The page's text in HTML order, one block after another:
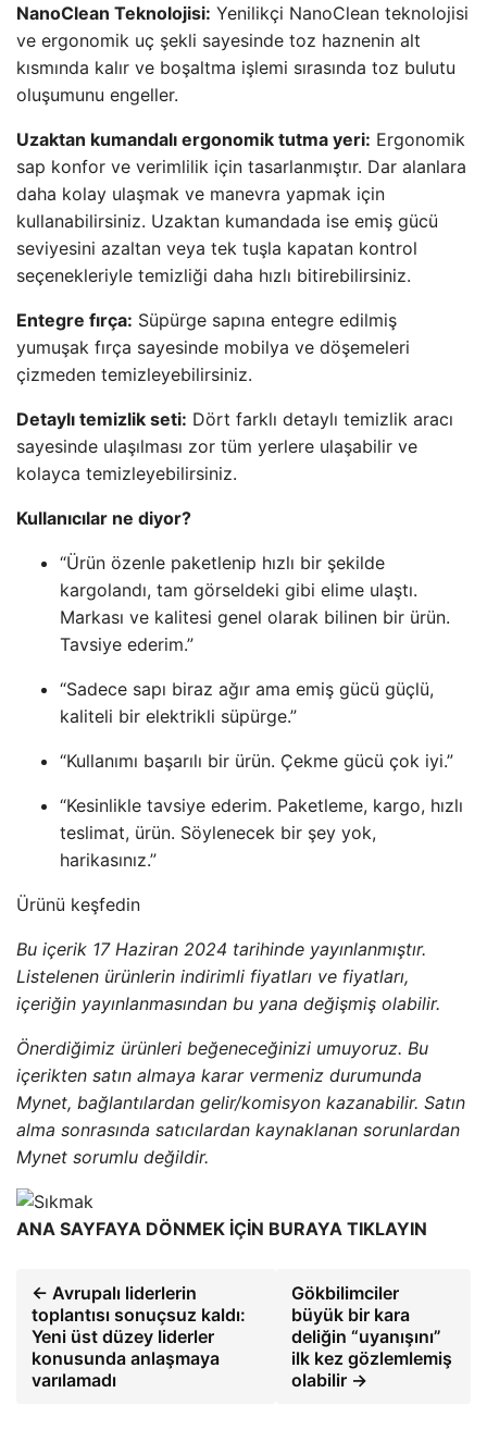
NanoClean Teknolojisi: Yenilikçi NanoClean teknolojisi
ve ergonomik uç şekli sayesinde toz haznenin alt
kısmında kalır ve boşaltma işlemi sırasında toz bulutu
oluşumunu engeller.
Uzaktan kumandalı ergonomik tutma yeri: Ergonomik
sap konfor ve verimlilik için tasarlanmıştır. Dar alanlara
daha kolay ulaşmak ve manevra yapmak için
kullanabilirsiniz. Uzaktan kumandada ise emiş gücü
seviyesini azaltan veya tek tuşla kapatan kontrol
seçenekleriyle temizliği daha hızlı bitirebilirsiniz.
Entegre fırça: Süpürge sapına entegre edilmiş
yumuşak fırça sayesinde mobilya ve döşemeleri
çizmeden temizleyebilirsiniz.
Detaylı temizlik seti: Dört farklı detaylı temizlik aracı
sayesinde ulaşılması zor tüm yerlere ulaşabilir ve
kolayca temizleyebilirsiniz.
Kullanıcılar ne diyor?
“Ürün özenle paketlenip hızlı bir şekilde
kargolandı, tam görseldeki gibi elime ulaştı.
Markası ve kalitesi genel olarak bilinen bir ürün.
Tavsiye ederim.”
“Sadece sapı biraz ağır ama emiş gücü güçlü,
kaliteli bir elektrikli süpürge.”
“Kullanımı başarılı bir ürün. Çekme gücü çok iyi.”
“Kesinlikle tavsiye ederim. Paketleme, kargo, hızlı
teslimat, ürün. Söylenecek bir şey yok,
harikasınız.”
Ürünü keşfedin
Bu içerik 17 Haziran 2024 tarihinde yayınlanmıştır.
Listelenen ürünlerin indirimli fiyatları ve fiyatları,
içeriğin yayınlanmasından bu yana değişmiş olabilir.
Önerdiğimiz ürünleri beğeneceğinizi umuyoruz. Bu
içerikten satın almaya karar vermeniz durumunda
Mynet, bağlantılardan gelir/komisyon kazanabilir. Satın
alma sonrasında satıcılardan kaynaklanan sorunlardan
Mynet sorumlu değildir.
ANA SAYFAYA DÖNMEK İÇİN BURAYA TIKLAYIN
← Avrupalı ​​liderlerin
toplantısı sonuçsuz kaldı:
Yeni üst düzey liderler
konusunda anlaşmaya
varılamadı
Gökbilimciler
büyük bir kara
deliğin “uyanışını”
ilk kez gözlemlemiş
olabilir →